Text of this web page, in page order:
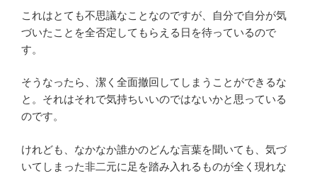
これはとても不思議なことなのですが、自分で自分が気
づいたことを全否定してもらえる日を待っているので
す。
そうなったら、潔く全面撤回してしまうことができるな
と。それはそれで気持ちいいのではないかと思っている
のです。
けれども、なかなか誰かのどんな言葉を聞いても、気づ
いてしまった非二元に足を踏み入れるものが全く現れな